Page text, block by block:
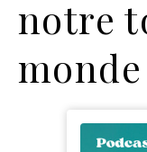
notre